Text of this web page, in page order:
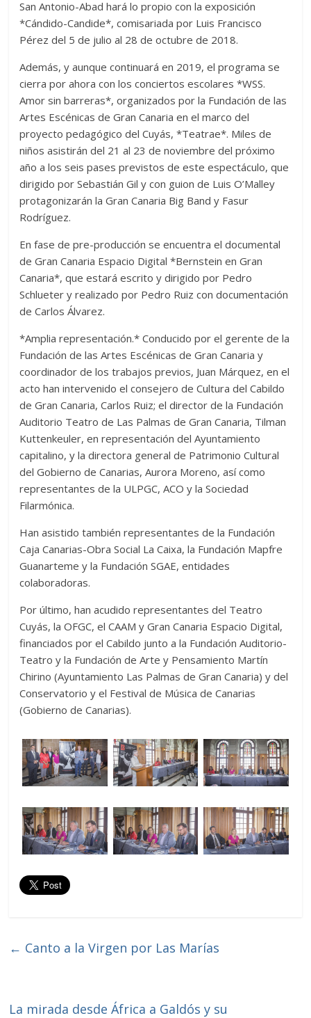
San Antonio-Abad hará lo propio con la exposición
*Cándido-Candide*, comisariada por Luis Francisco
Pérez del 5 de julio al 28 de octubre de 2018.
Además, y aunque continuará en 2019, el programa se
cierra por ahora con los conciertos escolares *WSS.
Amor sin barreras*, organizados por la Fundación de las
Artes Escénicas de Gran Canaria en el marco del
proyecto pedagógico del Cuyás, *Teatrae*. Miles de
niños asistirán del 21 al 23 de noviembre del próximo
año a los seis pases previstos de este espectáculo, que
dirigido por Sebastián Gil y con guion de Luis O’Malley
protagonizarán la Gran Canaria Big Band y Fasur
Rodríguez.
En fase de pre-producción se encuentra el documental
de Gran Canaria Espacio Digital *Bernstein en Gran
Canaria*, que estará escrito y dirigido por Pedro
Schlueter y realizado por Pedro Ruiz con documentación
de Carlos Álvarez.
*Amplia representación.* Conducido por el gerente de la
Fundación de las Artes Escénicas de Gran Canaria y
coordinador de los trabajos previos, Juan Márquez, en el
acto han intervenido el consejero de Cultura del Cabildo
de Gran Canaria, Carlos Ruiz; el director de la Fundación
Auditorio Teatro de Las Palmas de Gran Canaria, Tilman
Kuttenkeuler, en representación del Ayuntamiento
capitalino, y la directora general de Patrimonio Cultural
del Gobierno de Canarias, Aurora Moreno, así como
representantes de la ULPGC, ACO y la Sociedad
Filarmónica.
Han asistido también representantes de la Fundación
Caja Canarias-Obra Social La Caixa, la Fundación Mapfre
Guanarteme y la Fundación SGAE, entidades
colaboradoras.
Por último, han acudido representantes del Teatro
Cuyás, la OFGC, el CAAM y Gran Canaria Espacio Digital,
financiados por el Cabildo junto a la Fundación Auditorio-
Teatro y la Fundación de Arte y Pensamiento Martín
Chirino (Ayuntamiento Las Palmas de Gran Canaria) y del
Conservatorio y el Festival de Música de Canarias
(Gobierno de Canarias).
← Canto a la Virgen por Las Marías
La mirada desde África a Galdós y su